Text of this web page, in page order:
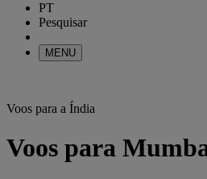
PT
Pesquisar
MENU
Voos para a Índia
Voos para